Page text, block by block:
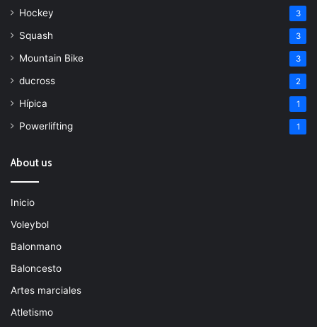
Hockey 3
Squash 3
Mountain Bike 3
ducross 2
Hípica 1
Powerlifting 1
About us
Inicio
Voleybol
Balonmano
Baloncesto
Artes marciales
Atletismo